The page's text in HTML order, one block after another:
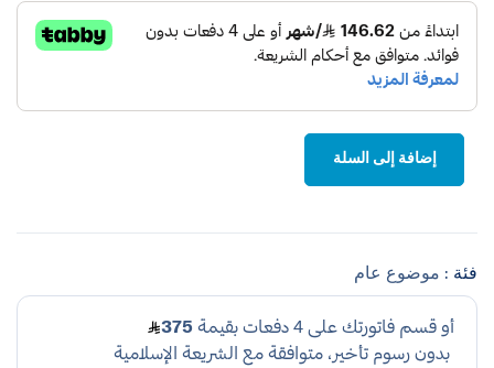
إضافة إلى السلة
فئة : موضوع عام